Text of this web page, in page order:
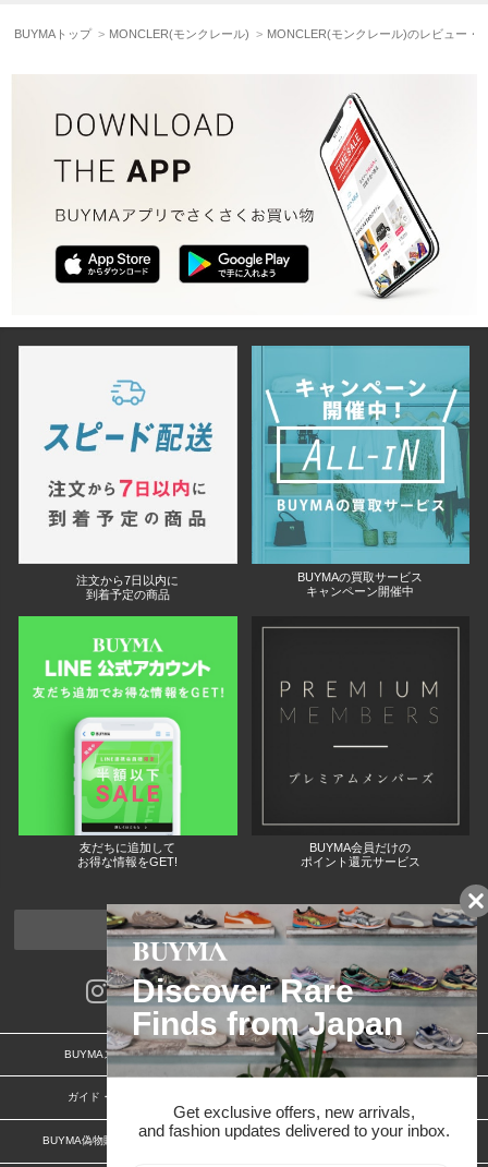
BUYMAトップ MONCLER(モンクレール) MONCLER(モンクレール)のレビュー・
注文から7日以内に
到着予定の商品
BUYMAの買取サービス
キャンペーン開催中
友だちに追加して
お得な情報をGET!
BUYMA会員だけの
ポイント還元サービス
ページトップへ
BUYMAスタートガイド 安心への取り組み
ガイド・お問い合わせ
BUYMA偽物販売防止の取り組み BUYMA CARD